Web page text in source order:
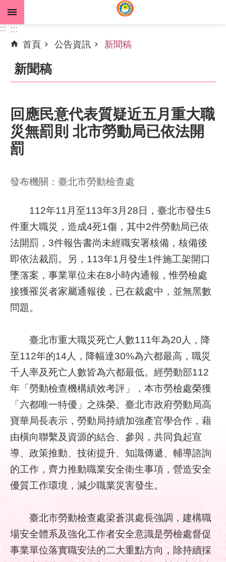
跳到主要內容區塊
進
搜
尋
公
告
資
紹
業
務
資
訊
線
聯
絡
資
訊
相
關
連
結
影
政
府
::: :::
首頁
公告資訊 新聞稿
新聞稿
回應民意代表質疑近五月重大職
災無罰則 北市勞動局已依法開
罰
發布機關：臺北市勞動檢查處
112年11月至113年3月28日，臺北市發生5
件重大職災，造成4死1傷，其中2件勞動局已依
法開罰，3件報告書尚未經職安署核備，核備後
即依法裁罰。另，113年1月發生1件施工架開口
墜落案，事業單位未在8小時內通報，惟勞檢處
接獲罹災者家屬通報後，已在裁處中，並無黑數
問題。
臺北市重大職災死亡人數111年為20人，降
至112年的14人，降幅達30%為六都最高，職災
千人率及死亡人數皆為六都最低。經勞動部112
年「勞動檢查機構績效考評」，本市勞檢處榮獲
「六都唯一特優」之殊榮。臺北市政府勞動局高
寶華局長表示，勞動局持續加強產官學合作，藉
由橫向聯繫及資源的結合、參與，共同負起宣
導、政策推動、技術提升、知識傳遞、輔導諮詢
的工作，齊力推動職業安全衛生事項，營造安全
優質工作環境，減少職業災害發生。
臺北市勞動檢查處梁蒼淇處長強調，建構職
場安全體系及強化工作者安全意識是勞檢處督促
事業單位落實職安法的二大重點方向，除持續採